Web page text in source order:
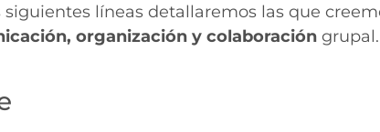
siguientes líneas detallaremos las que
organización y colaboracióngrupal.